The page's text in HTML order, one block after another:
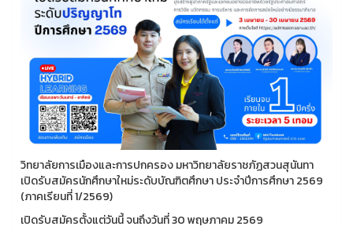
วิทยาลัยการเมืองและการปกครอง มหาวิทยาลัยราชภัฏสวนสุนันทา
เปิดรับสมัครนักศึกษาใหม่ระดับบัณฑิตศึกษา ประจำปีการศึกษา 2569
(ภาคเรียนที่ 1/2569)
เปิดรับสมัครตั้งแต่วันนี้ จนถึงวันที่ 30 พฤษภาคม 2569